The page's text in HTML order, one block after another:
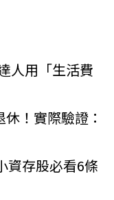
人用「生活費
！實際驗證：
資存股必看6條